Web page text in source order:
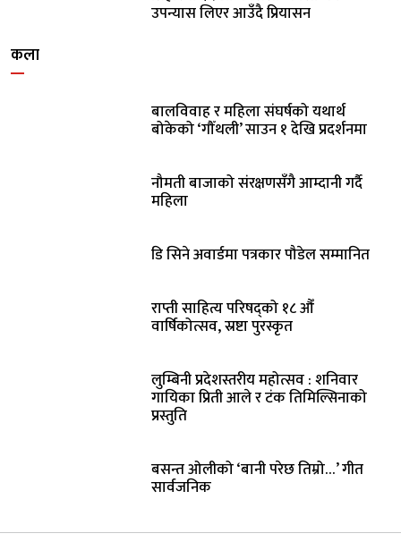
उपन्यास लिएर आउँदै प्रियासन
कला
बालविवाह र महिला संघर्षको यथार्थ
बोकेको ‘गौँथली’ साउन १ देखि प्रदर्शनमा
नौमती बाजाको संरक्षणसँगै आम्दानी गर्दै
महिला
डि सिने अवार्डमा पत्रकार पौडेल सम्मानित
राप्ती साहित्य परिषद्को १८ औँ
वार्षिकोत्सव, स्रष्टा पुरस्कृत
लुम्बिनी प्रदेशस्तरीय महोत्सव : शनिवार
गायिका प्रिती आले र टंक तिमिल्सिनाको
प्रस्तुति
बसन्त ओलीको ‘बानी परेछ तिम्रो…’ गीत
सार्वजनिक